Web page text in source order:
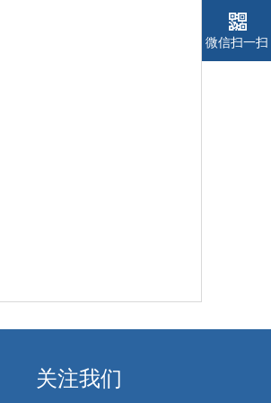
关注我们
微信扫一扫